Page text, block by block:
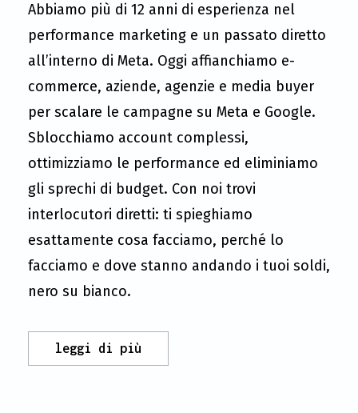
Abbiamo più di 12 anni di esperienza nel
performance marketing e un passato diretto
all’interno di Meta. Oggi affianchiamo e-
commerce, aziende, agenzie e media buyer
per scalare le campagne su Meta e Google.
Sblocchiamo account complessi,
ottimizziamo le performance ed eliminiamo
gli sprechi di budget. Con noi trovi
interlocutori diretti: ti spieghiamo
esattamente cosa facciamo, perché lo
facciamo e dove stanno andando i tuoi soldi,
nero su bianco.
leggi di più